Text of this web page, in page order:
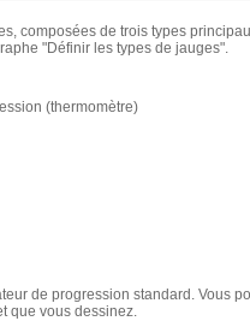
composées de trois types
"Définir les types de jauges".
(thermomètre)
de progression standard. Vous
que vous dessinez.